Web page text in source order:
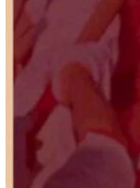
サービス
入会について
お問い合わせ